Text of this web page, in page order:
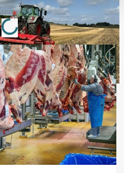
Loading...